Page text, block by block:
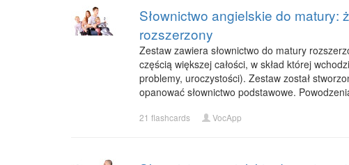
Słownictwo angielskie do
rozszerzony
Zestaw zawiera słownictwo do matury
częścią większej całości, w skład której
problemy, uroczystości). Zestaw został
opanować słownictwo podstawowe.
21 flashcards VocApp